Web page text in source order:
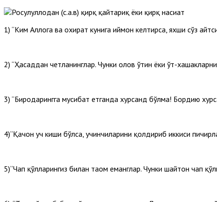
1) “Ким Аллоҳга ва охират кунига иймон келтирса, яхши сўз
2) “Ҳасаддан четланинглар. Чунки олов ўтин ёки ўт-
3) “Биродарингга мусибат етганда хурсанд бўлма! Бордию
4)“Қачон уч киши бўлса, учинчиларини қолдириб иккиси
5)“Чап қўлларингиз билан таом еманглар. Чунки шайтон чап